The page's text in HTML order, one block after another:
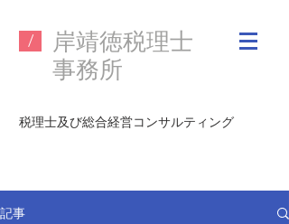
/
​岸靖徳税理士
事務所
税理士及び総合経営コンサルティング
記事